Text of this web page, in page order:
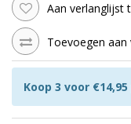
Aan verlanglijst
Toevoegen aan
Koop 3 voor